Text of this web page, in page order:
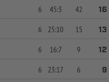
6 45:3 42
16
6 25:10 15
13
6 16:7 9
12
6 23:17 6
9